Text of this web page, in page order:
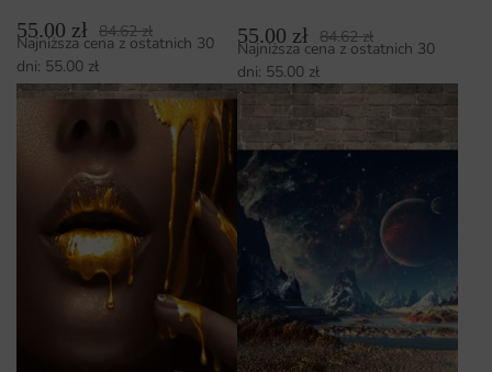
55.00 zł 84.62zł
Najniższa cena z ostatnich 30
dni: 55.00 zł
55.00 zł 84.62zł
Najniższa cena z ostatnich 30
dni: 55.00 zł